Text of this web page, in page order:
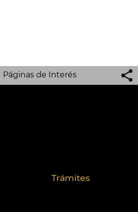
Páginas de Interés
Trámites